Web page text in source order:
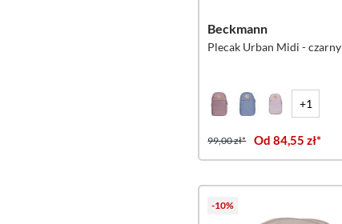
Beckmann
Plecak Urban Midi - czarny
+1
99,00 zł* Od 84,55 zł*
-10%